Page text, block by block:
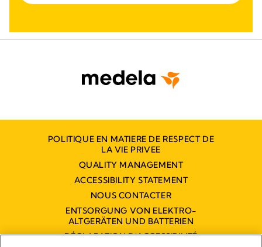
POLITIQUE EN MATIERE DE RESPECT DE
LA VIE PRIVEE
QUALITY MANAGEMENT
ACCESSIBILITY STATEMENT
NOUS CONTACTER
ENTSORGUNG VON ELEKTRO-
ALTGERÄTEN UND BATTERIEN
DÉCLARATION D'ACCESSIBILITÉ